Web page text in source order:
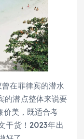
在菲律宾的潜水
的潜点整体来说要
价美，既适合考
干货！2023年出